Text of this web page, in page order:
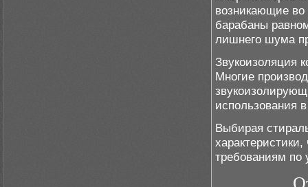
возникающие
барабаны
лишнего шума
Звукоизоляция
Многие
использования
Выбирая
требованиям по